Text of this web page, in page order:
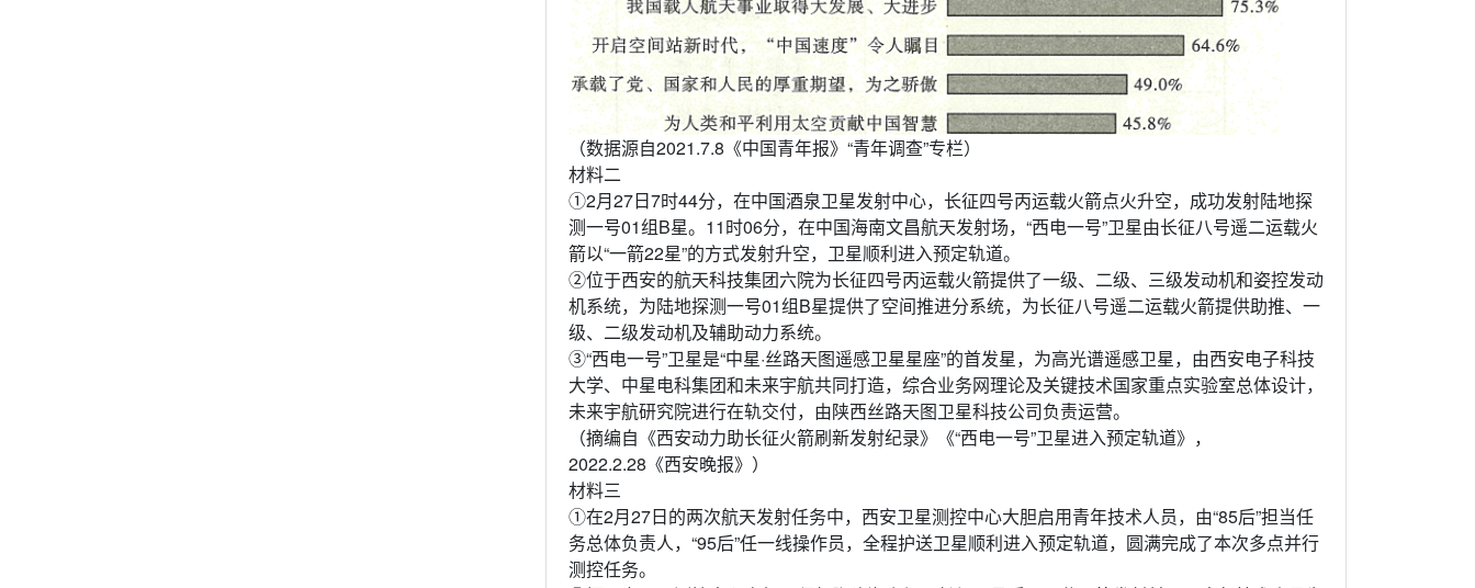
（数据源自2021.7.8《中国青年报》“青年调查”专栏）
材料二
①2月27日7时44分，在中国酒泉卫星发射中心，长征四号丙运载火箭点火升空，成功发射陆地探
测一号01组B星。11时06分，在中国海南文昌航天发射场，“西电一号”卫星由长征八号遥二运载火
箭以“一箭22星”的方式发射升空，卫星顺利进入预定轨道。
②位于西安的航天科技集团六院为长征四号丙运载火箭提供了一级、二级、三级发动机和姿控发动
机系统，为陆地探测一号01组B星提供了空间推进分系统，为长征八号遥二运载火箭提供助推、一
级、二级发动机及辅助动力系统。
③“西电一号”卫星是“中星·丝路天图遥感卫星星座”的首发星，为高光谱遥感卫星，由西安电子科技
大学、中星电科集团和未来宇航共同打造，综合业务网理论及关键技术国家重点实验室总体设计，
未来宇航研究院进行在轨交付，由陕西丝路天图卫星科技公司负责运营。
（摘编自《西安动力助长征火箭刷新发射纪录》《“西电一号”卫星进入预定轨道》，
2022.2.28《西安晚报》）
材料三
①在2月27日的两次航天发射任务中，西安卫星测控中心大胆启用青年技术人员，由“85后”担当任
务总体负责人，“95后”任一线操作员，全程护送卫星顺利进入预定轨道，圆满完成了本次多点并行
测控任务。